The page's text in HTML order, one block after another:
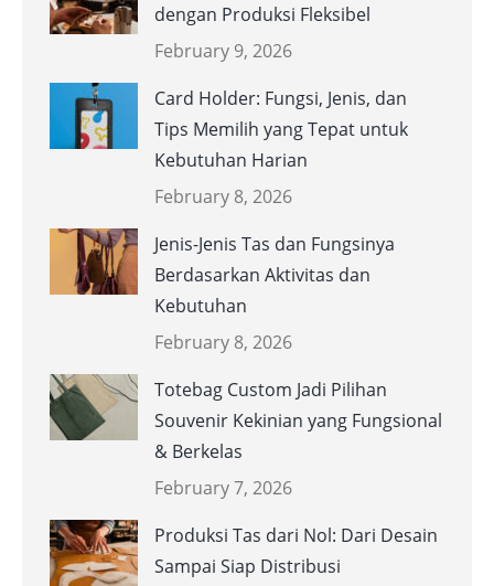
dengan Produksi Fleksibel
February 9, 2026
Card Holder: Fungsi, Jenis, dan
Tips Memilih yang Tepat untuk
Kebutuhan Harian
February 8, 2026
Jenis-Jenis Tas dan Fungsinya
Berdasarkan Aktivitas dan
Kebutuhan
February 8, 2026
Totebag Custom Jadi Pilihan
Souvenir Kekinian yang Fungsional
& Berkelas
February 7, 2026
Produksi Tas dari Nol: Dari Desain
Sampai Siap Distribusi